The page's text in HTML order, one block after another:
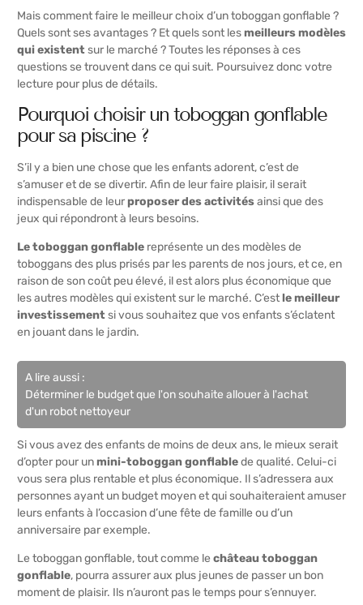
Mais comment faire le meilleur choix d’un toboggan gonflable ?
Quels sont ses avantages ? Et quels sont lesmeilleurs modèles
qui existentsur le marché ? Toutes les réponses à ces
questions se trouvent dans ce qui suit. Poursuivez donc votre
lecture pour plus de détails.
Pourquoi choisir un toboggan gonflable
pour sa piscine ?
S’il y a bien une chose que les enfants adorent, c’est de
s’amuser et de se divertir. Afin de leur faire plaisir, il serait
indispensable de leurproposer des activitésainsi que des
jeux qui répondront à leurs besoins.
Le toboggan gonflable représente un des modèles de
toboggans des plus prisés par les parents de nos jours, et ce, en
raison de son coût peu élevé, il est alors plus économique que
les autres modèles qui existent sur le marché. C’estle meilleur
investissementsi vous souhaitez que vos enfants s’éclatent
en jouant dans le jardin.
A lire aussi :
Déterminer le budget que l'on souhaite allouer à l'achat
d'un robot nettoyeur
Si vous avez des enfants de moins de deux ans, le mieux serait
d’opter pour unmini-toboggan gonflablede qualité. Celui-ci
vous sera plus rentable et plus économique. Il s’adressera aux
personnes ayant un budget moyen et qui souhaiteraient amuser
leurs enfants à l’occasion d’une fête de famille ou d’un
anniversaire par exemple.
Le toboggan gonflable, tout comme le château toboggan
gonflable, pourra assurer aux plus jeunes de passer un bon
moment de plaisir. Ils n’auront pas le temps pour s’ennuyer.